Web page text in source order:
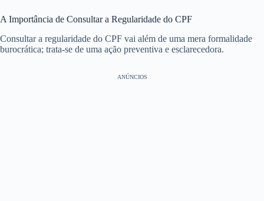
A Importância de Consultar a Regularidade do CPF
Consultar a regularidade do CPF vai além de uma mera formalidade
burocrática; trata-se de uma ação preventiva e esclarecedora.
ANÚNCIOS